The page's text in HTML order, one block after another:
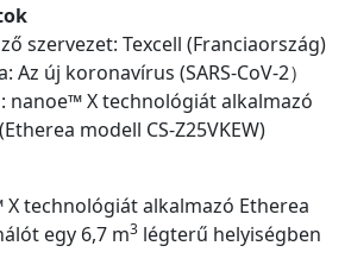
szervezet: Texcell (Franciaország)
Az új koronavírus (SARS-CoV-2）
nanoe™ X technológiát alkalmazó
modell CS-Z25VKEW)
X technológiát alkalmazó Etherea
egy 6,7 m3 légterű helyiségben